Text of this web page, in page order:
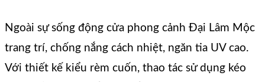
Ngoài sự sống động cửa phong cảnh Đại Lâm Mộc
trang trí, chống nắng cách nhiệt, ngăn tia UV cao.
Với thiết kế kiểu rèm cuốn, thao tác sử dụng kéo